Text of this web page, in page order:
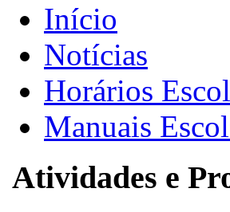
Início
Notícias
Horários
Manuais
Atividades e